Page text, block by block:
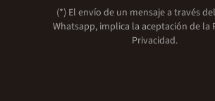
(*) El envío de un mensaje a través
Whatsapp, implica la aceptación de la
Privacidad.